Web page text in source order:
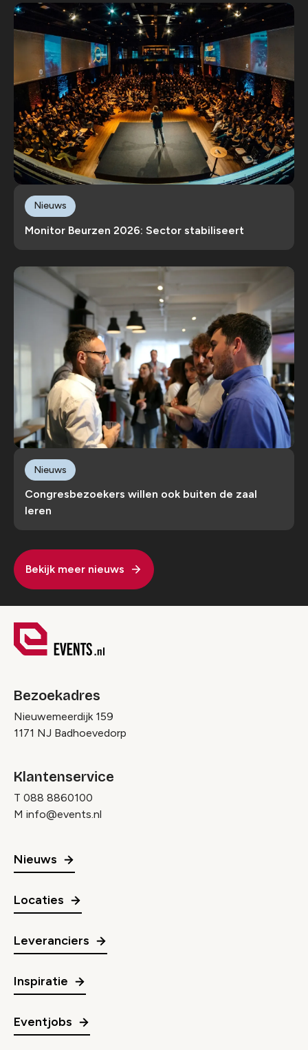
Monitor Beurzen 2026: Sector stabiliseert
Nieuws
Congresbezoekers willen ook buiten de zaal
leren
Nieuws
Bekijk meer nieuws
Bezoekadres
Nieuwemeerdijk 159
1171 NJ Badhoevedorp
Klantenservice
T 088 8860100
M info@events.nl
Nieuws
Locaties
Leveranciers
Inspiratie
Eventjobs